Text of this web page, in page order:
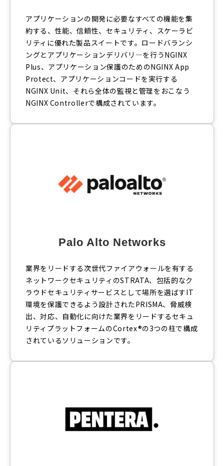
アプリケーションの開発に必要なすべての機能を集
約する、性能、信頼性、セキュリティ、スケーラビ
リティに優れた製品スイートです。ロードバランシ
ングとアプリケーションデリバリ—を行うNGINX
Plus、アプリケーション保護のためのNGINX App
Protect、アプリケーションコードを実行する
NGINX Unit、それら全体の監視と管理をおこなう
NGINX Controllerで構成されています。
Palo Alto Networks
業界をリードする次世代ファイアウォールを有する
ネットワークセキュリティのSTRATA、包括的なク
ラウドセキュリティサービスとして場所を選ばすIT
環境を保護できるよう設計されたPRISMA、脅威検
出、対応、自動化に向けた業界をリードするセキュ
リティプラットフォームのCortex®の3つの柱で構成
されているソリューションです。